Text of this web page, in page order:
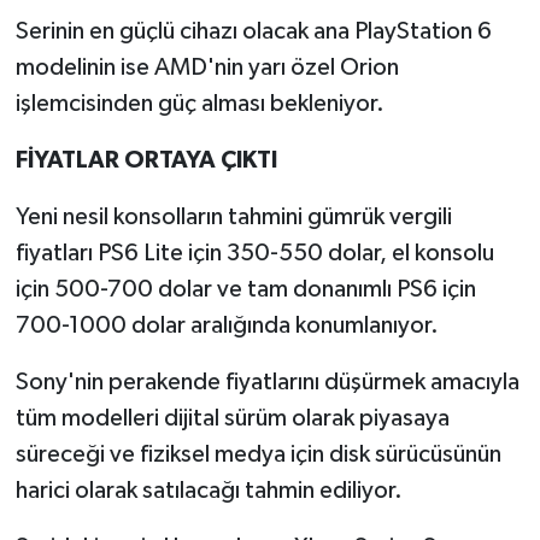
Serinin en güçlü cihazı olacak ana PlayStation 6
modelinin ise AMD'nin yarı özel Orion
işlemcisinden güç alması bekleniyor.
FİYATLAR ORTAYA ÇIKTI
Yeni nesil konsolların tahmini gümrük vergili
fiyatları PS6 Lite için 350-550 dolar, el konsolu
için 500-700 dolar ve tam donanımlı PS6 için
700-1000 dolar aralığında konumlanıyor.
Sony'nin perakende fiyatlarını düşürmek amacıyla
tüm modelleri dijital sürüm olarak piyasaya
süreceği ve fiziksel medya için disk sürücüsünün
harici olarak satılacağı tahmin ediliyor.